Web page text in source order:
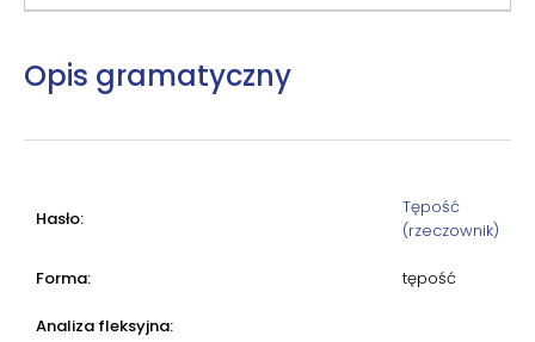
Opis gramatyczny
Hasło:
Tępość
(rzeczownik)
Forma: tępość
Analiza fleksyjna: